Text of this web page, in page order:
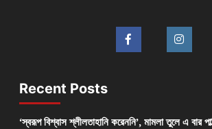
Recent Posts
‘স্বরূপ বিশ্বাস শ্লীলতাহানি করেননি’, মামলা তুলে এ বার